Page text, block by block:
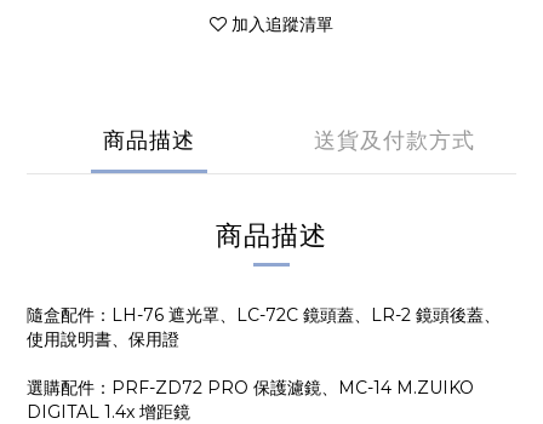
加入追蹤清單
商品描述 送貨及付款方式
商品描述
隨盒配件：LH-76 遮光罩、LC-72C 鏡頭蓋、LR-2 鏡頭後蓋、
使用說明書、保用證
選購配件：PRF-ZD72 PRO 保護濾鏡、MC-14 M.ZUIKO
DIGITAL 1.4x 增距鏡